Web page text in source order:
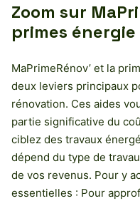
Zoom sur
primes énergie
MaPrimeRénov’ et la
deux leviers principaux
rénovation. Ces aides
partie significative du
ciblez des travaux
dépend du type de
de vos revenus. Pour y
essentielles : Pour